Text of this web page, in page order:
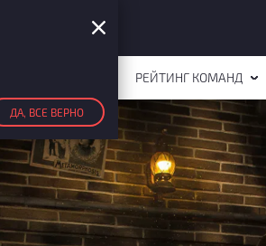
ДА, ВСЕ ВЕРНО
РЕЙТИНГ КОМАНД
Академия Гудини